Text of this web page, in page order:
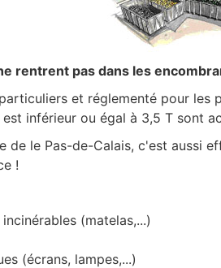
rentrent pas dans les
et réglementé pour les
inférieur ou égal à 3,5 T sont
de le Pas-de-Calais, c'est aussi
!
(matelas,...)
(écrans, lampes,...)